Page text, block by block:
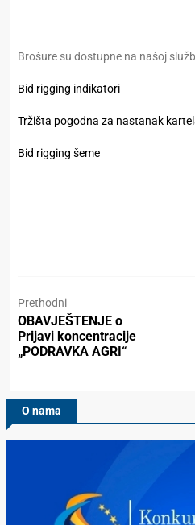
Brošure su dostupne na našoj
Bid rigging indikatori
Tržišta pogodna za nastanak
Bid rigging šeme
Prethodni
OBAVJEŠTENJE o
Prijavi koncentracije
„PODRAVKA AGRI“
O nama